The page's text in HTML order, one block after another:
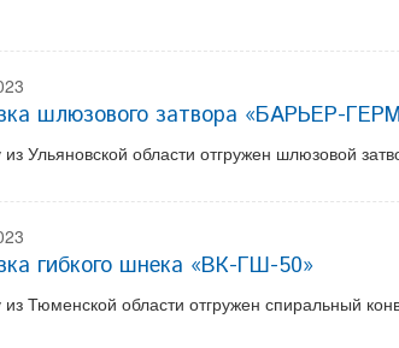
шлюзового затвора «БАРЬЕР-
из Ульяновской области отгружен шлюзовой
гибкого шнека «ВК-ГШ-50»
из Тюменской области отгружен спиральный